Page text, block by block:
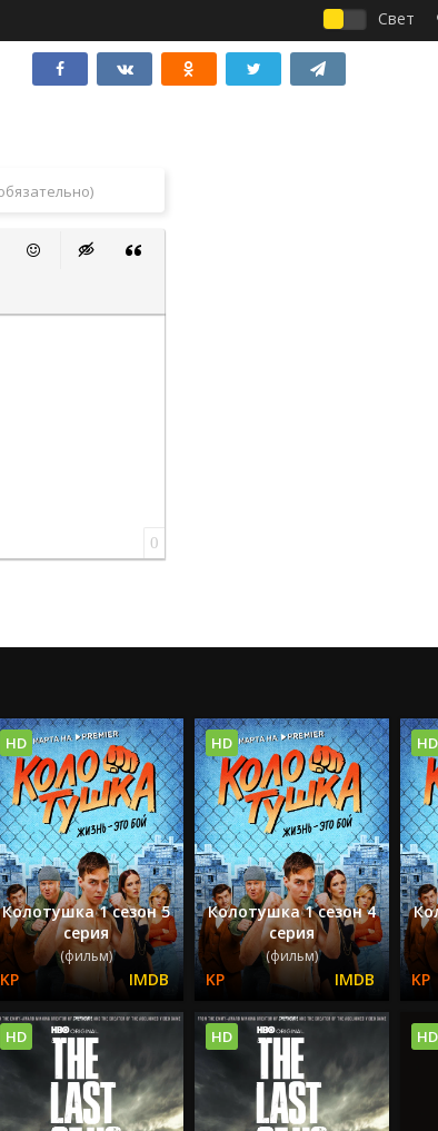
Свет
0
Колотушка 1 сезон 5
серия
(фильм)
HD
Колотушка 1 сезон 4
серия
(фильм)
HD HD
HD HD HD